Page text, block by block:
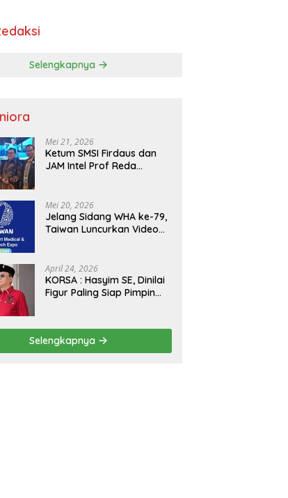
Selengkapnya
Mei 21, 2026
Ketum SMSI Firdaus dan
JAM Intel Prof Reda
SMSI Sukseskan Jaga
Desa dan Jaga Dapur
MBG, Perkuat Pengawasan
Mei 20, 2026
Jelang Sidang WHA ke-79,
Taiwan Luncurkan Video
Inovasi Kesehatan Global
April 24, 2026
KORSA : Hasyim SE, Dinilai
Figur Paling Siap Pimpin
Selengkapnya